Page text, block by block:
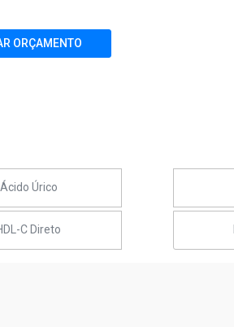
ORÇAMENTO
Ácido Úrico
C Direto